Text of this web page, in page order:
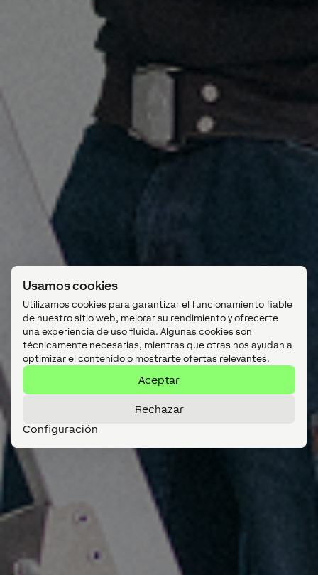
Usamos cookies
Utilizamos cookies para garantizar el funcionamiento fiable
de nuestro sitio web, mejorar su rendimiento y ofrecerte
una experiencia de uso fluida. Algunas cookies son
técnicamente necesarias, mientras que otras nos ayudan a
optimizar el contenido o mostrarte ofertas relevantes.
Aceptar
Rechazar
Configuración